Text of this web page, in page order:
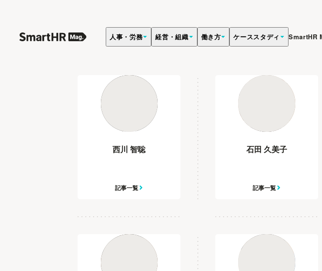
人事・労務 経営・組織 働き方 ケーススタディ SmartHR
西川 智聡
記事一覧
石田 久美子
記事一覧